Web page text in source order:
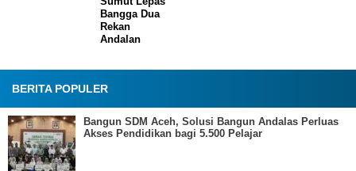
BERITA POPULER
Bangun SDM Aceh, Solusi Bangun Andalas Perluas
Akses Pendidikan bagi 5.500 Pelajar